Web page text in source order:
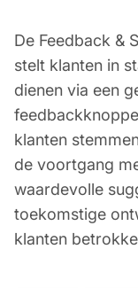
De Feedback &
stelt klanten in
dienen via een
klanten
de voortgang
waardevolle
toekomstige
klanten